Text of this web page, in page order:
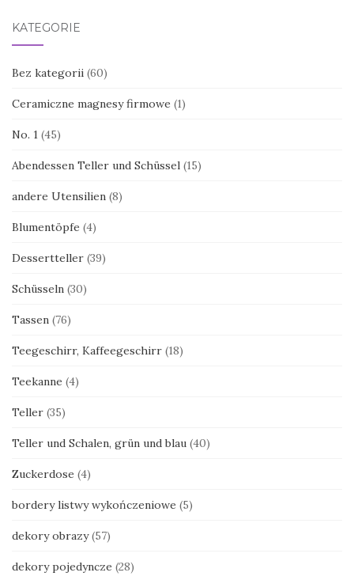
KATEGORIE
Bez kategorii (60)
Ceramiczne magnesy firmowe (1)
No. 1 (45)
Abendessen Teller und Schüssel (15)
andere Utensilien (8)
Blumentöpfe (4)
Dessertteller (39)
Schüsseln (30)
Tassen (76)
Teegeschirr, Kaffeegeschirr (18)
Teekanne (4)
Teller (35)
Teller und Schalen, grün und blau (40)
Zuckerdose (4)
bordery listwy wykończeniowe (5)
dekory obrazy (57)
dekory pojedyncze (28)